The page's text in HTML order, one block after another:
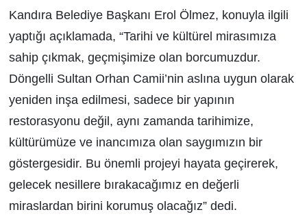
Kandıra Belediye Başkanı Erol Ölmez, konuyla ilgili
yaptığı açıklamada, “Tarihi ve kültürel mirasımıza
sahip çıkmak, geçmişimize olan borcumuzdur.
Döngelli Sultan Orhan Camii’nin aslına uygun olarak
yeniden inşa edilmesi, sadece bir yapının
restorasyonu değil, aynı zamanda tarihimize,
kültürümüze ve inancımıza olan saygımızın bir
göstergesidir. Bu önemli projeyi hayata geçirerek,
gelecek nesillere bırakacağımız en değerli
miraslardan birini korumuş olacağız” dedi.